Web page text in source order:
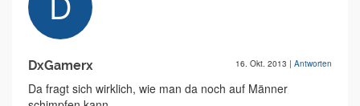
DxGamerx 16. Okt. 2013 | Antworten
Da fragt sich wirklich, wie man da noch auf Männer